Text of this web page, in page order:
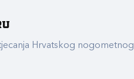
Hrvatskog nogometnog